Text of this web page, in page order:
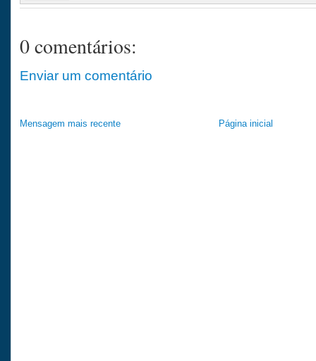
0 comentários:
Enviar um comentário
Mensagem mais recente Página inicial